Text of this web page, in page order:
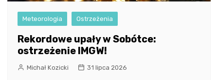
Meteorologia Ostrzeżenia
Rekordowe upały w Sobótce:
ostrzeżenie IMGW!
Michał Kozicki 31 lipca 2026